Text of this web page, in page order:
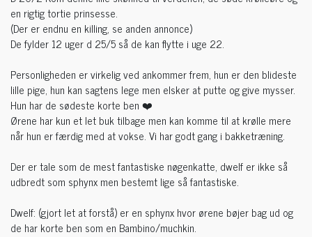
en rigtig tortie prinsesse.
(Der er endnu en killing, se anden annonce)
De fylder 12 uger d 25/5 så de kan flytte i uge 22.
Personligheden er virkelig ved ankommer frem, hun er den blideste
lille pige, hun kan sagtens lege men elsker at putte og give mysser.
Hun har de sødeste korte ben ❤️
Ørene har kun et let buk tilbage men kan komme til at krølle mere
når hun er færdig med at vokse. Vi har godt gang i bakketræning.
Der er tale som de mest fantastiske nøgenkatte, dwelf er ikke så
udbredt som sphynx men bestemt lige så fantastiske.
Dwelf: (gjort let at forstå) er en sphynx hvor ørene bøjer bag ud og
de har korte ben som en Bambino/muchkin.